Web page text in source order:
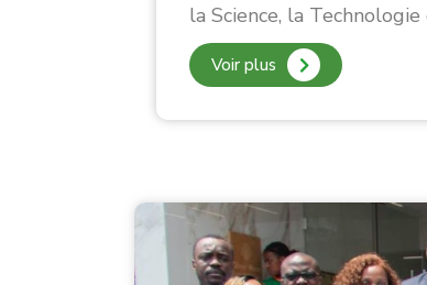
la Science, la
Voir plus